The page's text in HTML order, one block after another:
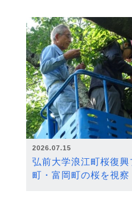
2026.07.15
弘前大学浪江町桜復
町・富岡町の桜を視察